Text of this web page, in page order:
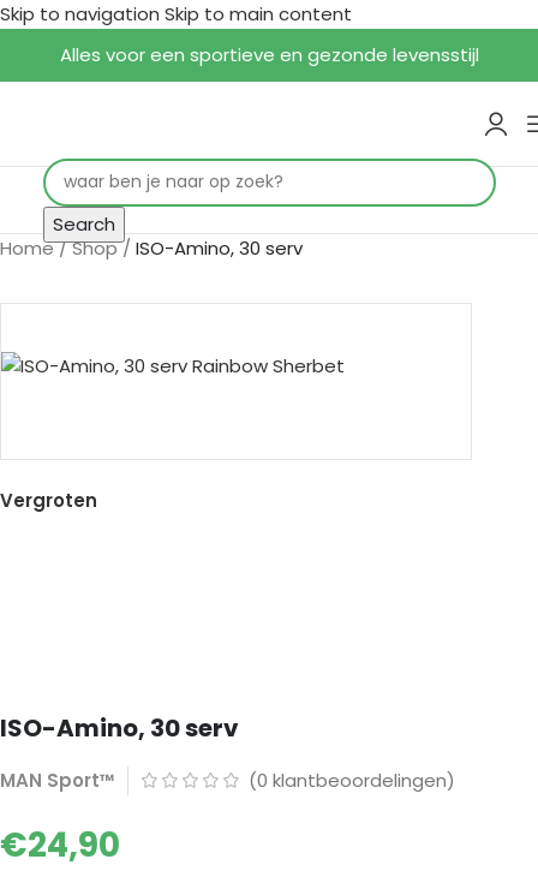
Skip to navigation Skip to main content
Alles voor een sportieve en gezonde levensstijl
Search
Home/Shop/ ISO-Amino, 30 serv
Vergroten
ISO-Amino, 30 serv
MAN Sport™ (0 klantbeoordelingen)
€24,90